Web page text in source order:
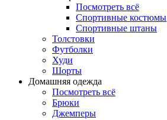
Посмотреть всё
Спортивные костюмы
Спортивные штаны
Толстовки
Футболки
Худи
Шорты
Домашняя одежда
Посмотреть всё
Брюки
Джемперы